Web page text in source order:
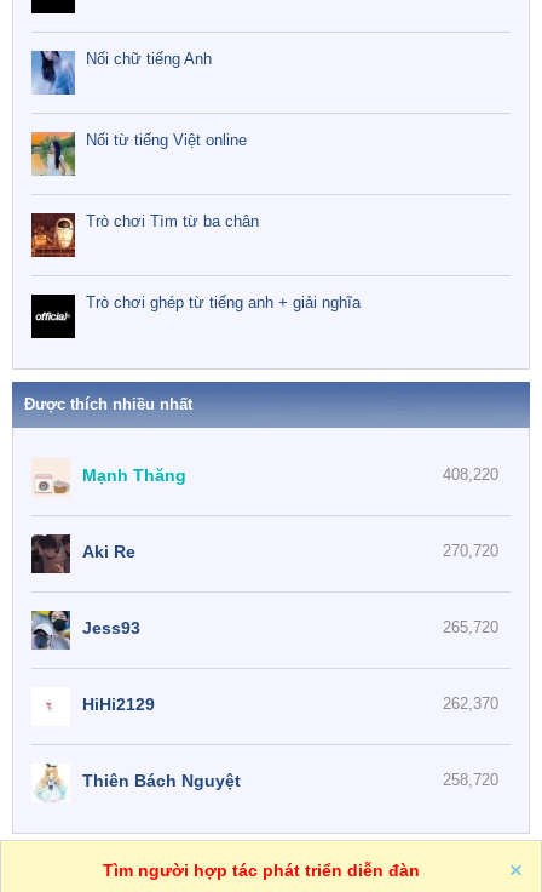
Nối chữ tiếng Anh
Nối từ tiếng Việt online
Trò chơi Tìm từ ba chân
Trò chơi ghép từ tiếng anh + giải nghĩa
Được thích nhiều nhất
408,220
Mạnh Thăng
270,720
Aki Re
265,720
Jess93
262,370
HiHi2129
258,720
Thiên Bách Nguyệt
VN
R
Tìm người hợp tác phát triển diễn đàn